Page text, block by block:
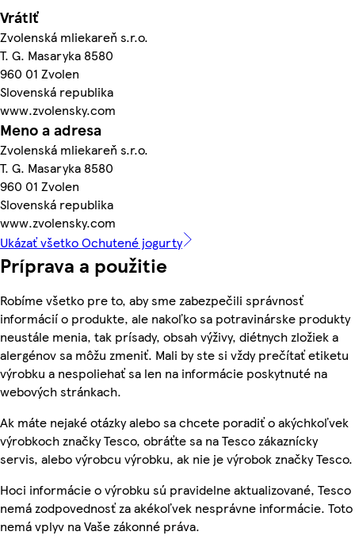
Vrátiť
Zvolenská mliekareň s.r.o.
T. G. Masaryka 8580
960 01 Zvolen
Slovenská republika
www.zvolensky.com
Meno a adresa
Zvolenská mliekareň s.r.o.
T. G. Masaryka 8580
960 01 Zvolen
Slovenská republika
www.zvolensky.com
Ukázať všetko Ochutené jogurty
Príprava a použitie
Robíme všetko pre to, aby sme zabezpečili správnosť
informácií o produkte, ale nakoľko sa potravinárske produkty
neustále menia, tak prísady, obsah výživy, diétnych zložiek a
alergénov sa môžu zmeniť. Mali by ste si vždy prečítať etiketu
výrobku a nespoliehať sa len na informácie poskytnuté na
webových stránkach.
Ak máte nejaké otázky alebo sa chcete poradiť o akýchkoľvek
výrobkoch značky Tesco, obráťte sa na Tesco zákaznícky
servis, alebo výrobcu výrobku, ak nie je výrobok značky Tesco.
Hoci informácie o výrobku sú pravidelne aktualizované, Tesco
nemá zodpovednosť za akékoľvek nesprávne informácie. Toto
nemá vplyv na Vaše zákonné práva.